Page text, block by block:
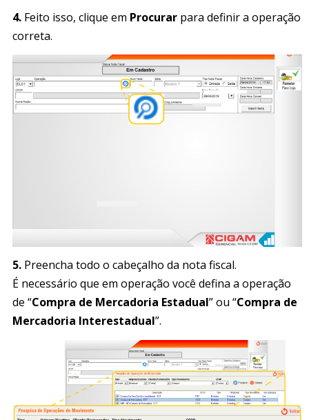
4. Feito isso, clique em Procurar para definir a operação
correta.
5. Preencha todo o cabeçalho da nota fiscal.
É necessário que em operação você defina a operação
de “Compra de Mercadoria Estadual” ou “Compra de
Mercadoria Interestadual”.